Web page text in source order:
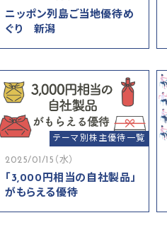
ニッポン列島ご当地優待め
ぐり 新潟
テーマ別株主優待一覧
2025/01/15（水）
「3,000円相当の自社製品」
がもらえる優待